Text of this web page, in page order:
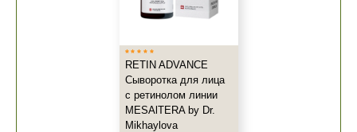
RETIN ADVANCE
Сыворотка для лица
с ретинолом линии
MESAlTERA by Dr.
Mikhaylova